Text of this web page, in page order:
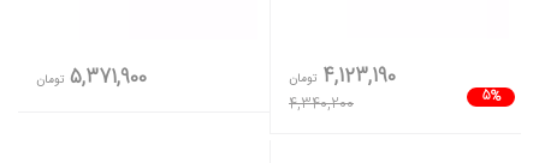
5%
4,123,190 تومان
4,340,200
5,371,900 تومان